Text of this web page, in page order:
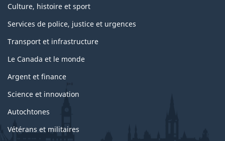
Culture, histoire et sport
Services de police, justice et urgences
Transport et infrastructure
Le Canada et le monde
Argent et finance
Science et innovation
Autochtones
Vétérans et militaires